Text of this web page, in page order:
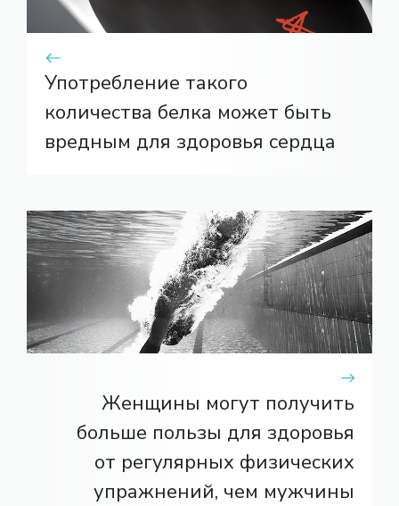
Употребление такого
количества белка может быть
вредным для здоровья сердца
Женщины могут получить
больше пользы для здоровья
от регулярных физических
упражнений, чем мужчины